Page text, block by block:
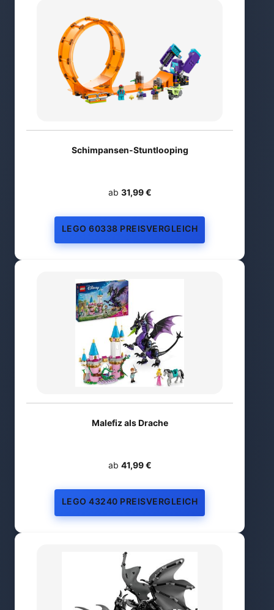
Schimpansen-Stuntlooping
ab 31,99 €
LEGO 60338 PREISVERGLEICH
Malefiz als Drache
ab 41,99 €
LEGO 43240 PREISVERGLEICH